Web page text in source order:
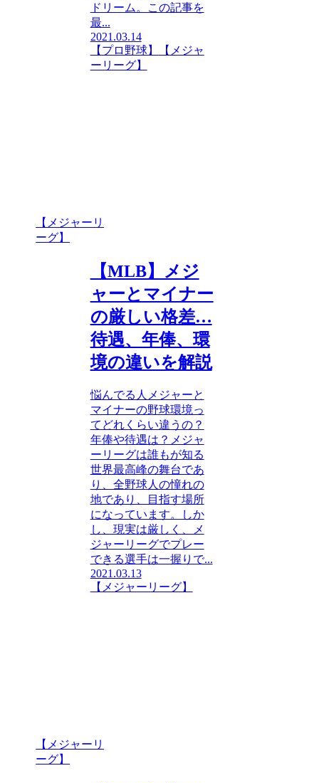
ドリーム。この記事を
最...
2021.03.14
【プロ野球】
【メジャ
ーリーグ】
【メジャーリ
ーグ】
【MLB】メジ
ャーとマイナー
の厳しい格差…
待遇、年俸、環
境の違いを解説
悩んでる人メジャーと
マイナーの野球環境っ
てどれくらい違うの？
年俸や待遇は？メジャ
ーリーグは誰もが知る
世界最高峰の舞台であ
り、全野球人の憧れの
地であり、目指す場所
になっています。しか
し、現実は厳しく、メ
ジャーリーグでプレー
できる選手は一握りで...
2021.03.13
【メジャーリーグ】
【メジャーリ
ーグ】